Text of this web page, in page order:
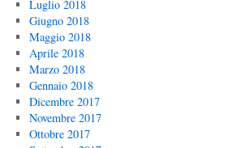
Luglio 2018
Giugno 2018
Maggio 2018
Aprile 2018
Marzo 2018
Gennaio 2018
Dicembre 2017
Novembre 2017
Ottobre 2017